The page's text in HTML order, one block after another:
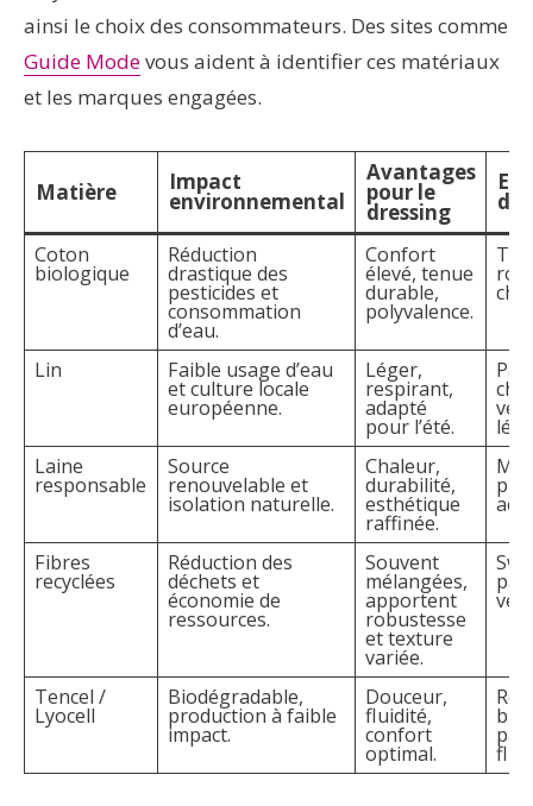
ainsi le choix des consommateurs. Des sites comme
Guide Modevous aident à identifier ces matériaux
et les marques engagées.
Matière Impact
environnemental
Avantages
pour le
dressing
Coton
biologique
Réduction
drastique des
pesticides et
consommation
d’eau.
Confort
élevé, tenue
durable,
polyvalence.
T-
Lin Faible usage d’eau
et culture locale
européenne.
Léger,
respirant,
adapté
pour l’été.
Laine
responsable
Source
renouvelable et
isolation naturelle.
Chaleur,
durabilité,
esthétique
raffinée.
Fibres
recyclées
Réduction des
déchets et
économie de
ressources.
Souvent
mélangées,
apportent
robustesse
et texture
variée.
Tencel /
Lyocell
Biodégradable,
production à faible
impact.
Douceur,
fluidité,
confort
optimal.